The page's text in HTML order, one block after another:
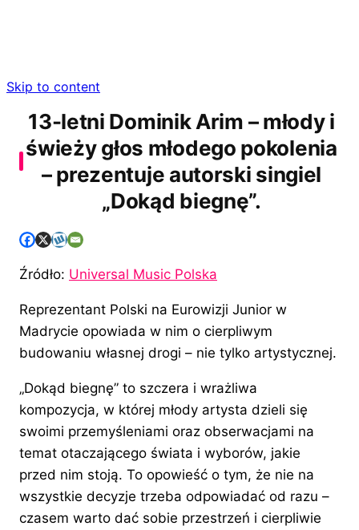
Skip to content
13-letni Dominik Arim – młody i
świeży głos młodego pokolenia
– prezentuje autorski singiel
„Dokąd biegnę”.
Źródło: Universal Music Polska
Reprezentant Polski na Eurowizji Junior w
Madrycie opowiada w nim o cierpliwym
budowaniu własnej drogi – nie tylko artystycznej.
„Dokąd biegnę” to szczera i wrażliwa
kompozycja, w której młody artysta dzieli się
swoimi przemyśleniami oraz obserwacjami na
temat otaczającego świata i wyborów, jakie
przed nim stoją. To opowieść o tym, że nie na
wszystkie decyzje trzeba odpowiadać od razu –
czasem warto dać sobie przestrzeń i cierpliwie